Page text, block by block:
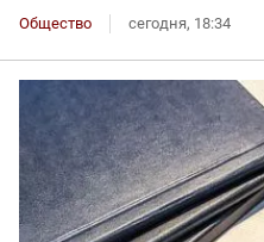
Общество сегодня, 18:34